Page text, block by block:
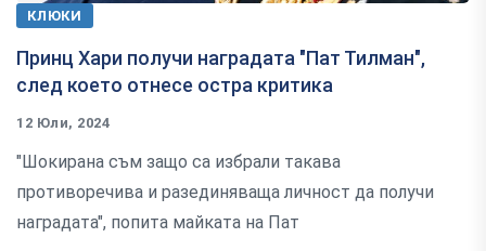
КЛЮКИ
Принц Хари получи наградата "Пат Тилман",
след което отнесе остра критика
12 Юли, 2024
"Шокирана съм защо са избрали такава
противоречива и разединяваща личност да получи
наградата", попита майката на Пат